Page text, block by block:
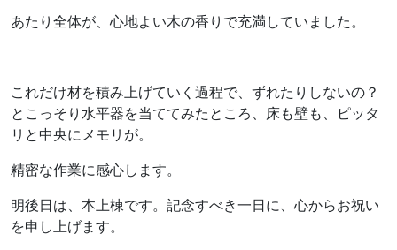
あたり全体が、心地よい木の香りで充満していました。
これだけ材を積み上げていく過程で、ずれたりしないの？
とこっそり水平器を当ててみたところ、床も壁も、ピッタ
リと中央にメモリが。
精密な作業に感心します。
明後日は、本上棟です。記念すべき一日に、心からお祝い
を申し上げます。